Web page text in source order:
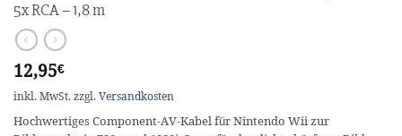
5x RCA – 1,8 m
12,95€
inkl. MwSt. zzgl. Versandkosten
Hochwertiges Component-AV-Kabel für Nintendo Wii zur